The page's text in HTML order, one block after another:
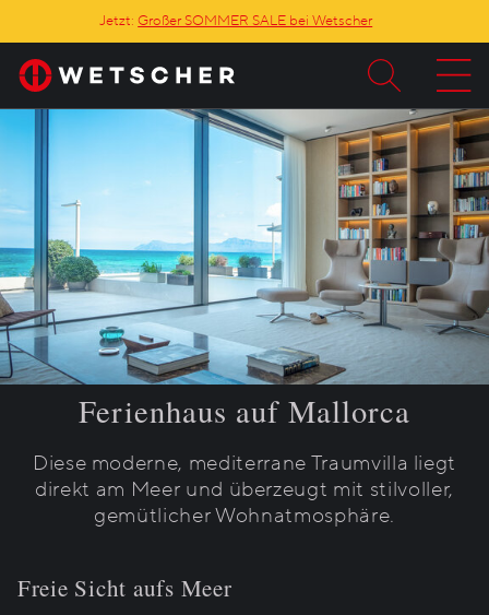
Jetzt:Großer SOMMER SALE bei Wetscher
Ferienhaus auf Mallorca
Diese moderne, mediterrane Traumvilla liegt
direkt am Meer und überzeugt mit stilvoller,
gemütlicher Wohnatmosphäre.
Freie Sicht aufs Meer